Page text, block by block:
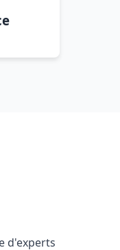
d'experts